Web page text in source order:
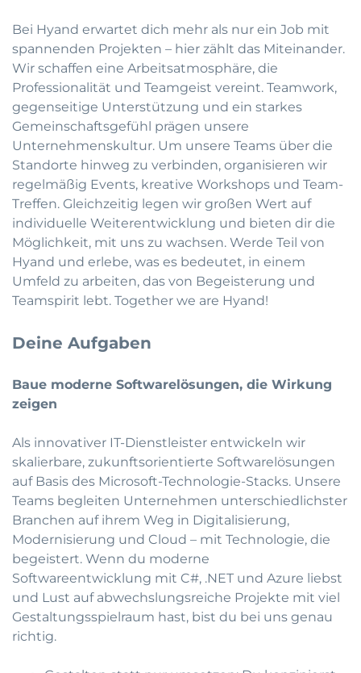
Bei Hyand erwartet dich mehr als nur ein Job mit
spannenden Projekten – hier zählt das Miteinander.
Wir schaffen eine Arbeitsatmosphäre, die
Professionalität und Teamgeist vereint. Teamwork,
gegenseitige Unterstützung und ein starkes
Gemeinschaftsgefühl prägen unsere
Unternehmenskultur. Um unsere Teams über die
Standorte hinweg zu verbinden, organisieren wir
regelmäßig Events, kreative Workshops und Team-
Treffen. Gleichzeitig legen wir großen Wert auf
individuelle Weiterentwicklung und bieten dir die
Möglichkeit, mit uns zu wachsen. Werde Teil von
Hyand und erlebe, was es bedeutet, in einem
Umfeld zu arbeiten, das von Begeisterung und
Teamspirit lebt. Together we are Hyand!
Deine Aufgaben
Baue moderne Softwarelösungen, die Wirkung
zeigen
Als innovativer IT-Dienstleister entwickeln wir
skalierbare, zukunftsorientierte Softwarelösungen
auf Basis des Microsoft-Technologie-Stacks. Unsere
Teams begleiten Unternehmen unterschiedlichster
Branchen auf ihrem Weg in Digitalisierung,
Modernisierung und Cloud – mit Technologie, die
begeistert. Wenn du moderne
Softwareentwicklung mit C#, .NET und Azure liebst
und Lust auf abwechslungsreiche Projekte mit viel
Gestaltungsspielraum hast, bist du bei uns genau
richtig.